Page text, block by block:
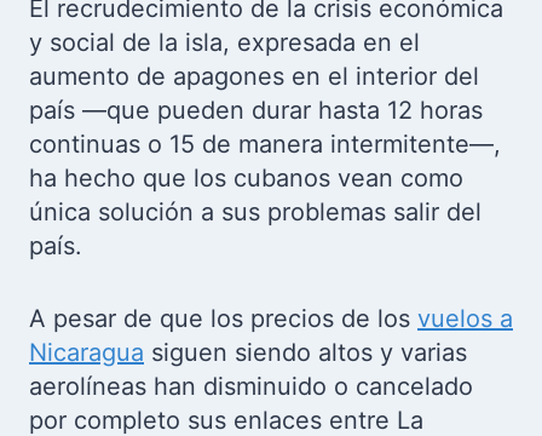
El recrudecimiento de la crisis económica
y social de la isla, expresada en el
aumento de apagones en el interior del
país —que pueden durar hasta 12 horas
continuas o 15 de manera intermitente—,
ha hecho que los cubanos vean como
única solución a sus problemas salir del
país.
A pesar de que los precios de los vuelos a
Nicaragua siguen siendo altos y varias
aerolíneas han disminuido o cancelado
por completo sus enlaces entre La